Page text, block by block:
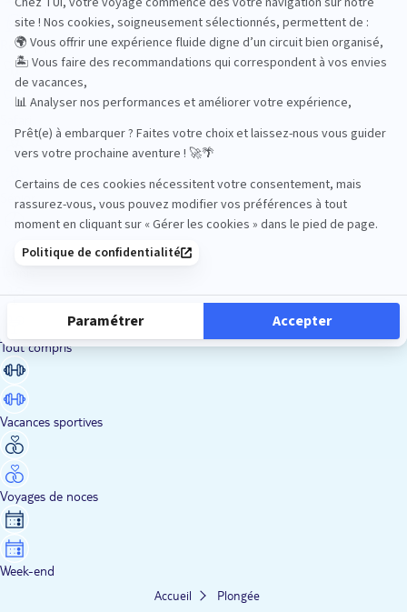
Road Trips
Sénior
Tout compris
Vacances sportives
Voyages de noces
Week-end
Accueil Plongée